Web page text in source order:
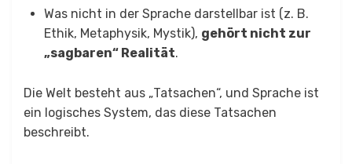
Was nicht in der Sprache darstellbar ist (z. B.
Ethik, Metaphysik, Mystik), gehört nicht zur
„sagbaren“ Realität.
Die Welt besteht aus „Tatsachen“, und Sprache ist
ein logisches System, das diese Tatsachen
beschreibt.